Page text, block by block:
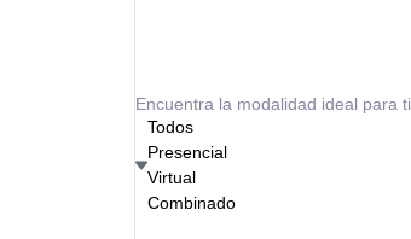
Encuentra la modalidad ideal para ti
Todos
Presencial
Virtual
Combinado